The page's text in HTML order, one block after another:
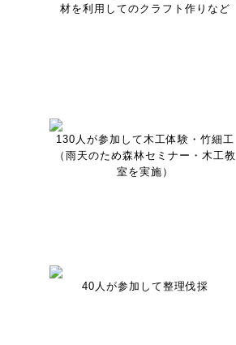
材を利用してのクラフト作りなど
130人が参加して木工体験・竹細工
（雨天のため森林セミナー・木工教
室を実施）
40人が参加して整理伐採